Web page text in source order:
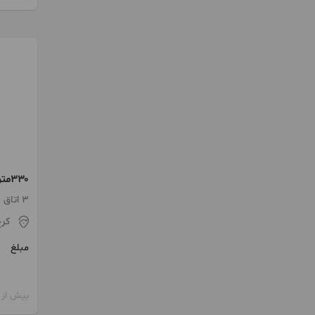
۳۳۰متری ویلایی
3 اتاق / طبقه 1 / ساخت 1370
مبلغ
بیش از 12 ماه پیش